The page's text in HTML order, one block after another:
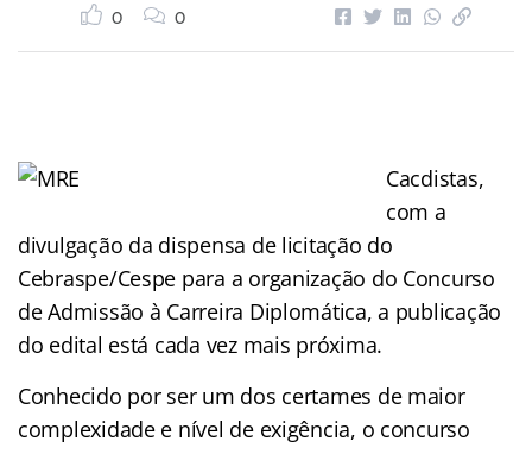
0 0
Cacdistas,
com a
divulgação da dispensa de licitação do
Cebraspe/Cespe para a organização do Concurso
de Admissão à Carreira Diplomática, a publicação
do edital está cada vez mais próxima.
Conhecido por ser um dos certames de maior
complexidade e nível de exigência, o concurso